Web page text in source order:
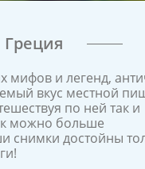
Греция
мифов и легенд,
вкус местной
по ней так и
можно больше
снимки достойны